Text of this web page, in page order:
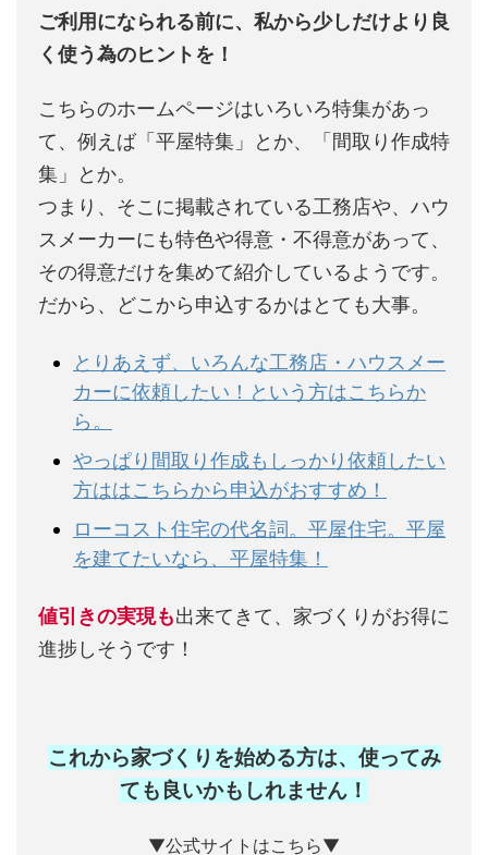
ご利用になられる前に、私から少しだけより良
く使う為のヒントを！
こちらのホームページはいろいろ特集があっ
て、例えば「平屋特集」とか、「間取り作成特
集」とか。
つまり、そこに掲載されている工務店や、ハウ
スメーカーにも特色や得意・不得意があって、
その得意だけを集めて紹介しているようです。
だから、どこから申込するかはとても大事。
とりあえず、いろんな工務店・ハウスメー
カーに依頼したい！という方はこちらか
ら。
やっぱり間取り作成もしっかり依頼したい
方ははこちらから申込がおすすめ！
ローコスト住宅の代名詞。平屋住宅。平屋
を建てたいなら、平屋特集！
値引きの実現も出来てきて、家づくりがお得に
進捗しそうです！
これから家づくりを始める方は、使ってみ
ても良いかもしれません ！
▼公式サイトはこちら▼